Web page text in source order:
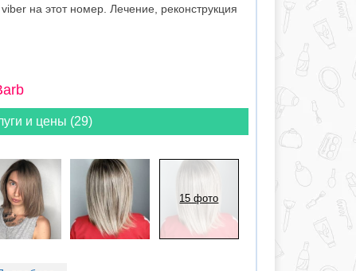
на этот номер. Лечение, реконструкция
и цены (29)
15 фото